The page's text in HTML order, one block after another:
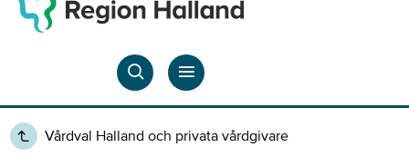
Vårdval Halland och privata vårdgivare